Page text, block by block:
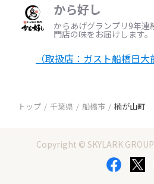
から好し
からあげグランプリ9年連
門店の味をお届けします。
（取扱店：ガスト船橋日大
トップ 千葉県 船橋市 楠が山町
Copyright © SKYLARK